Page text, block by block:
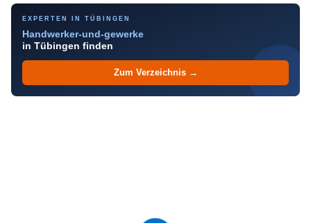
EXPERTEN IN TÜBINGEN
Handwerker-und-gewerke
in Tübingen finden
Zum Verzeichnis →